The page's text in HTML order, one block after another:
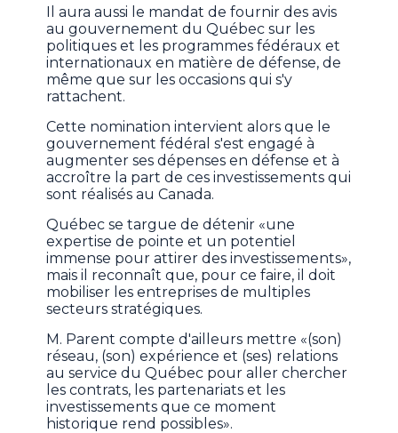
Il aura aussi le mandat de fournir des avis
au gouvernement du Québec sur les
politiques et les programmes fédéraux et
internationaux en matière de défense, de
même que sur les occasions qui s'y
rattachent.
Cette nomination intervient alors que le
gouvernement fédéral s'est engagé à
augmenter ses dépenses en défense et à
accroître la part de ces investissements qui
sont réalisés au Canada.
Québec se targue de détenir «une
expertise de pointe et un potentiel
immense pour attirer des investissements»,
mais il reconnaît que, pour ce faire, il doit
mobiliser les entreprises de multiples
secteurs stratégiques.
M. Parent compte d'ailleurs mettre «(son)
réseau, (son) expérience et (ses) relations
au service du Québec pour aller chercher
les contrats, les partenariats et les
investissements que ce moment
historique rend possibles».